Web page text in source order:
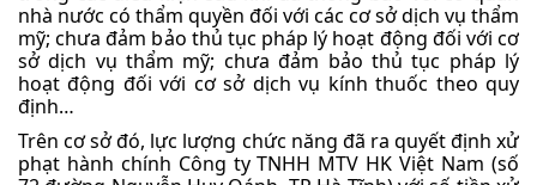
nhà nước có thẩm quyền đối với các cơ sở dịch vụ thẩm
mỹ; chưa đảm bảo thủ tục pháp lý hoạt động đối với cơ
sở dịch vụ thẩm mỹ; chưa đảm bảo thủ tục pháp lý
hoạt động đối với cơ sở dịch vụ kính thuốc theo quy
định…
Trên cơ sở đó, lực lượng chức năng đã ra quyết định xử
phạt hành chính Công ty TNHH MTV HK Việt Nam (số